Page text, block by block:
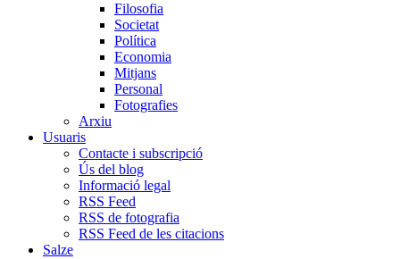
Filosofia
Societat
Política
Economia
Mitjans
Personal
Fotografies
Arxiu
Usuaris
Contacte i subscripció
Ús del blog
Informació legal
RSS Feed
RSS de fotografia
RSS Feed de les citacions
Salze